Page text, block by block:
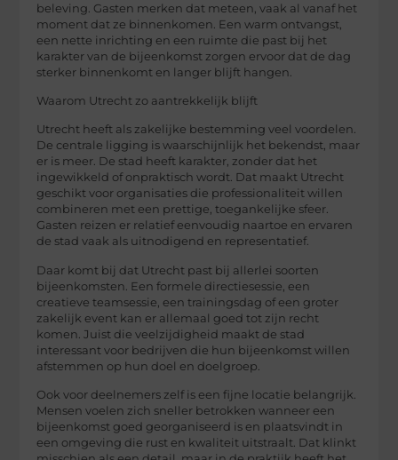
beleving. Gasten merken dat meteen, vaak al vanaf het
moment dat ze binnenkomen. Een warm ontvangst,
een nette inrichting en een ruimte die past bij het
karakter van de bijeenkomst zorgen ervoor dat de dag
sterker binnenkomt en langer blijft hangen.
Waarom Utrecht zo aantrekkelijk blijft
Utrecht heeft als zakelijke bestemming veel voordelen.
De centrale ligging is waarschijnlijk het bekendst, maar
er is meer. De stad heeft karakter, zonder dat het
ingewikkeld of onpraktisch wordt. Dat maakt Utrecht
geschikt voor organisaties die professionaliteit willen
combineren met een prettige, toegankelijke sfeer.
Gasten reizen er relatief eenvoudig naartoe en ervaren
de stad vaak als uitnodigend en representatief.
Daar komt bij dat Utrecht past bij allerlei soorten
bijeenkomsten. Een formele directiesessie, een
creatieve teamsessie, eentrainingsdag of een groter
zakelijk event kan er allemaal goed tot zijn recht
komen. Juist die veelzijdigheid maakt de stad
interessant voor bedrijven die hun bijeenkomst willen
afstemmen op hun doel en doelgroep.
Ook voor deelnemers zelf is een fijne locatie belangrijk.
Mensen voelen zich sneller betrokken wanneer een
bijeenkomst goed georganiseerd is en plaatsvindt in
een omgeving die rust en kwaliteit uitstraalt. Dat klinkt